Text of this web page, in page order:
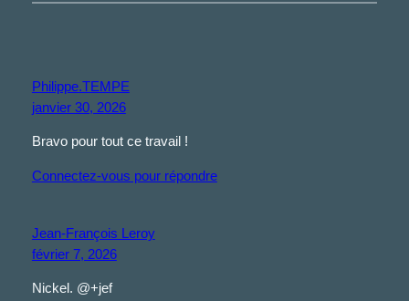
Philippe.TEMPE
janvier 30, 2026
Bravo pour tout ce travail !
Connectez-vous pour répondre
Jean-François Leroy
février 7, 2026
Nickel. @+jef